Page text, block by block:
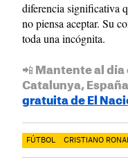
diferencia significativa
no piensa aceptar. Su
toda una incógnita.
📲 Mantente al
Catalunya,
gratuita de El
FÚTBOL CRISTIANO